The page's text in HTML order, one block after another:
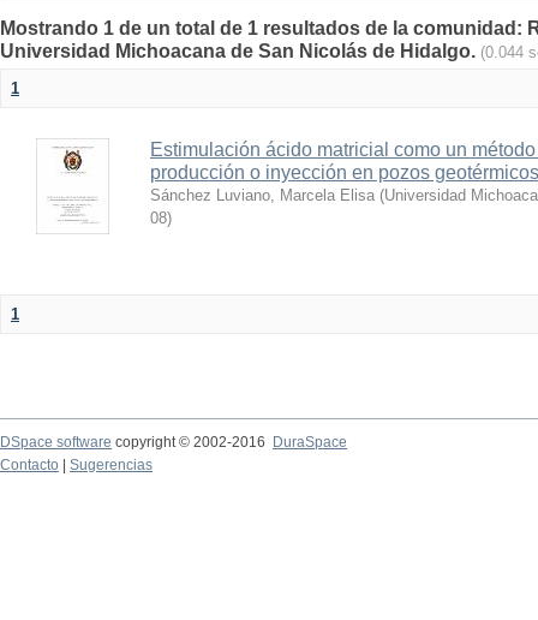
Mostrando 1 de un total de 1 resultados de la comunidad:
Universidad Michoacana de San Nicolás de Hidalgo. (0.044
1
Estimulación ácido matricial como un
producción o inyección en pozos geotérmicos
Sánchez Luviano, Marcela Elisa (Universidad
08)
1
DSpace software copyright © 2002-2016
DuraSpace
Contacto
Sugerencias